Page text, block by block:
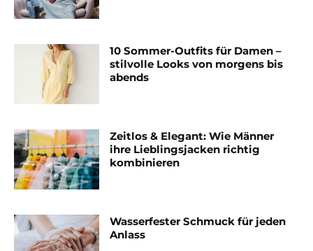
10 Sommer-Outfits für Damen –
stilvolle Looks von morgens bis
abends
Zeitlos & Elegant: Wie Männer
ihre Lieblingsjacken richtig
kombinieren
Wasserfester Schmuck für jeden
Anlass